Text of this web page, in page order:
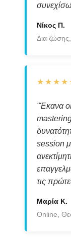
Νίκος Π.
Δια
"Έκανα
mastering
session
τις
Μαρία Κ.
Online,